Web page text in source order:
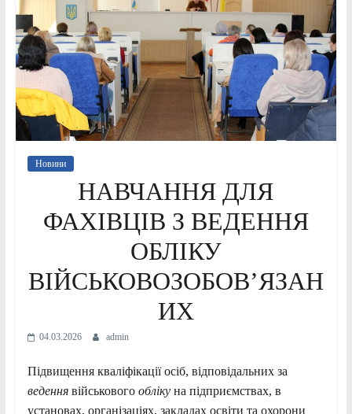
Новини
НАВЧАННЯ ДЛЯ
ФАХІВЦІВ З ВЕДЕННЯ
ОБЛІКУ
ВІЙСЬКОВОЗОБОВ’ЯЗАН
ИХ
04.03.2026 admin
Підвищення кваліфікації осіб, відповідальних за
веденнявійськового облікуна підприємствах, в
установах, організаціях, закладах освіти та охорони